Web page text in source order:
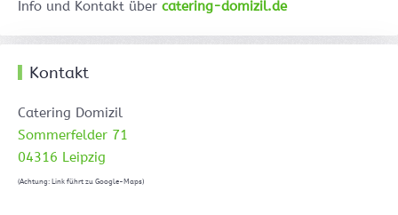
Info und Kontakt über catering-domizil.de
Kontakt
Catering Domizil
Sommerfelder 71
04316 Leipzig
(Achtung: Link führt zu Google-Maps)